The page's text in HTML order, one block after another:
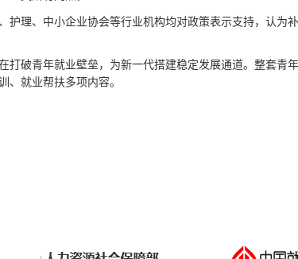
护理、中小企业协会等行业机构均对政策表示支持，认为
打破青年就业壁垒，为新一代搭建稳定发展通道。整套青
、就业帮扶多项内容。